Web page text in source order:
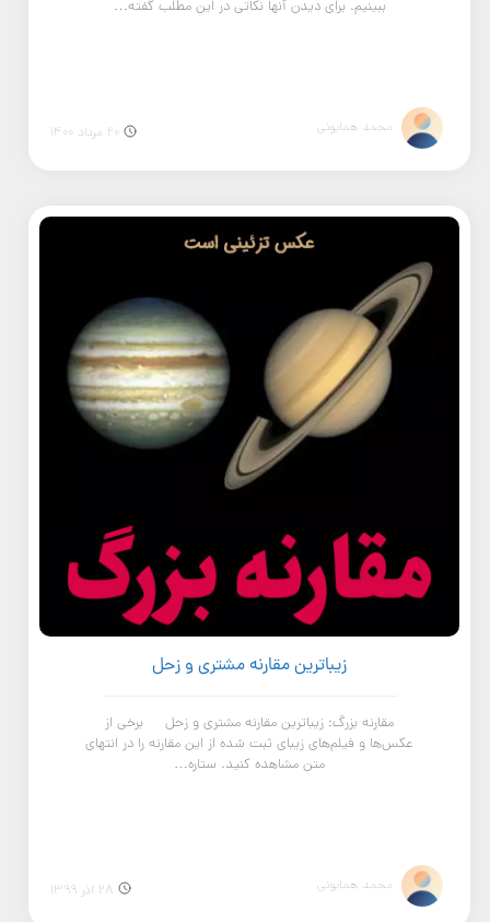
ببینیم. برای دیدن آنها نکاتی در این مطلب گفته…
محمد همایونی 20 مرداد 1400
زیباترین مقارنه مشتری و زحل
مقارنه بزرگ: زیباترین مقارنه مشتری و زحل برخی از
عکس‌ها و فیلم‌های زیبای ثبت شده از این مقارنه را در انتهای
متن مشاهده کنید. ستاره…
محمد همایونی 28 آذر 1399